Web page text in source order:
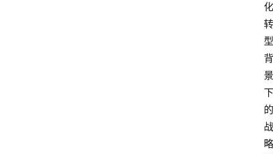
化
转
型
背
景
下
的
战
略